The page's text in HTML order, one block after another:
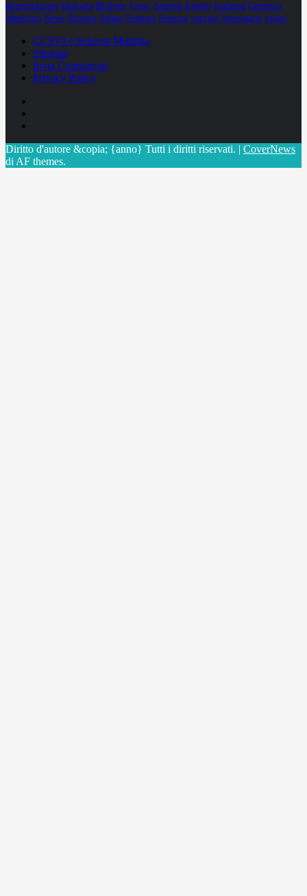
alimentazione biologia Biology Com. Stampa Epatiti featured Genetica
Medicina News Ricerca Salute Science Scienza vaccini Veterinaria video
CCSVI e Sclerosi Multipla
Sitemap
Invia Comunicati
Privacy Policy
Diritto d'autore &copia; {anno} Tutti i diritti riservati. | CoverNews
di AF themes.